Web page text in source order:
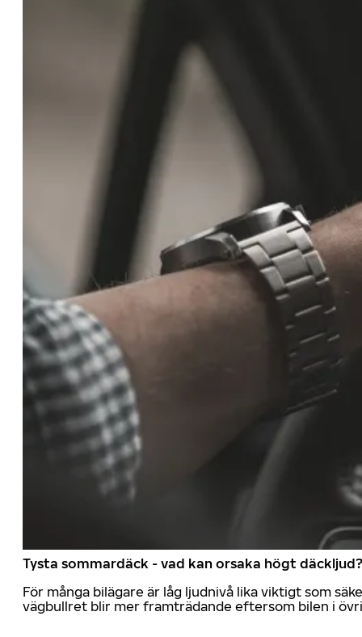
Tysta sommardäck - vad kan orsaka högt däckljud?
För många bilägare är låg ljudnivå lika viktigt som
vägbullret blir mer framträdande eftersom bilen i